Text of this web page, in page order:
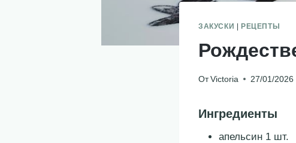
ЗАКУСКИ РЕЦЕПТЫ
От Victoria 27/01/2026
Ингредиенты
апельсин 1 шт.